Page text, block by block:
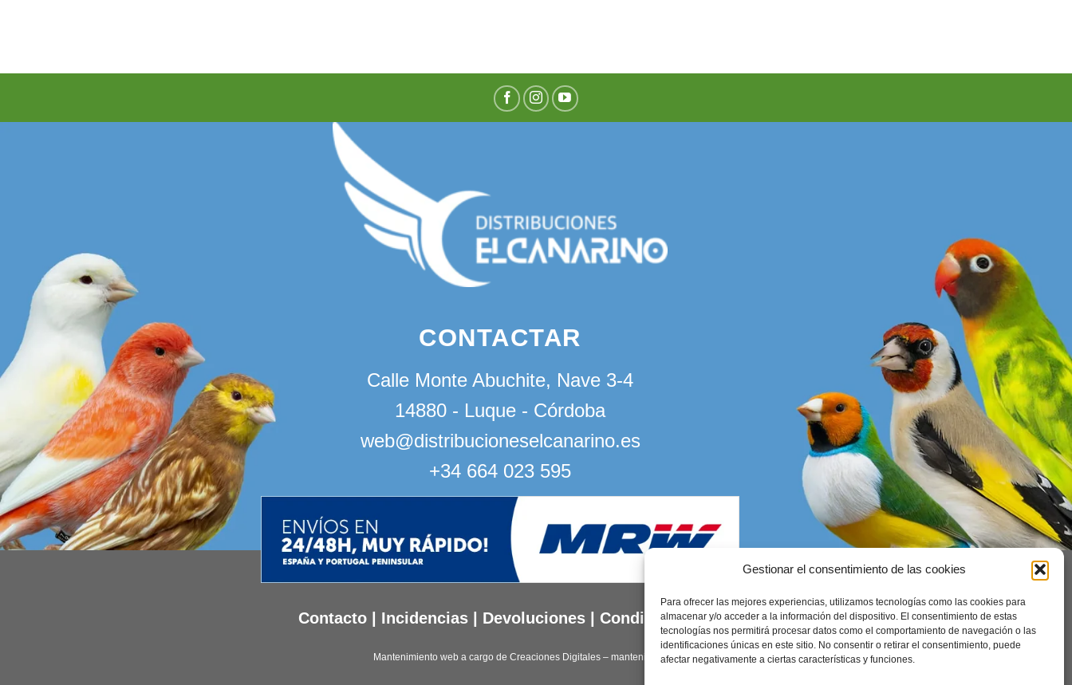
Gestionar el consentimiento de las cookies
Para ofrecer las mejores experiencias, utilizamos tecnologías como las cookies para
almacenar y/o acceder a la información del dispositivo. El consentimiento de estas
tecnologías nos permitirá procesar datos como el comportamiento de navegación o las
identificaciones únicas en este sitio. No consentir o retirar el consentimiento, puede
afectar negativamente a ciertas características y funciones.
CONTACTAR
Calle Monte Abuchite, Nave 3-4
14880 - Luque - Córdoba
web@distribucioneselcanarino.es
+34 664 023 595
Contacto Incidencias Devoluciones Condiciones generales
Mantenimiento web a cargo de Creaciones Digitales – mantenimiento web.